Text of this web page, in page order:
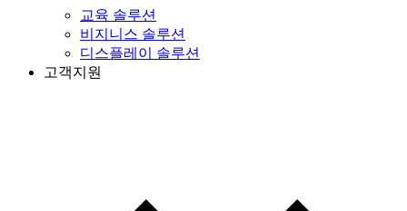
교육 솔루션
비지니스 솔루션
디스플레이 솔루션
고객지원